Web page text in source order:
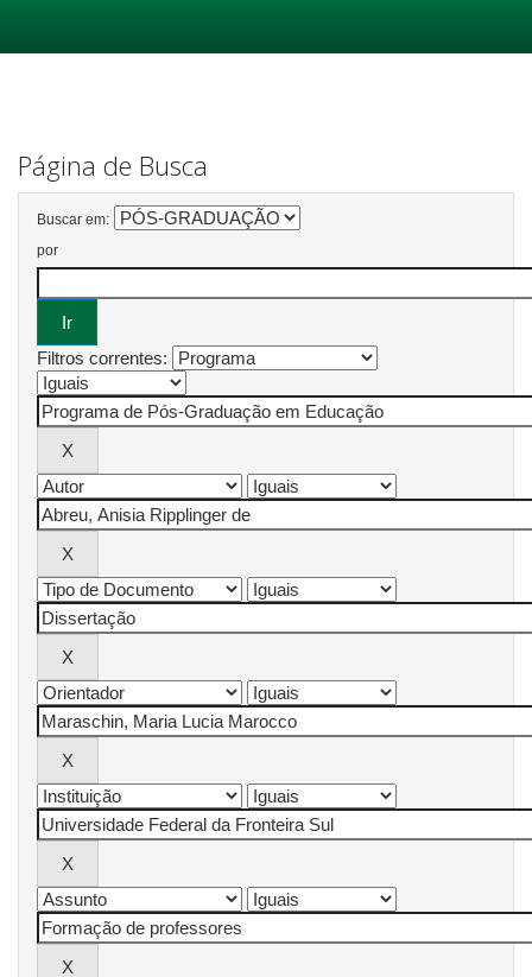
Página de Busca
Buscar em:
por
Filtros correntes: